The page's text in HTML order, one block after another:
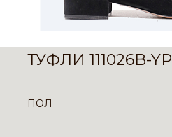
ТУФЛИ 111026B-YP
ПОЛ